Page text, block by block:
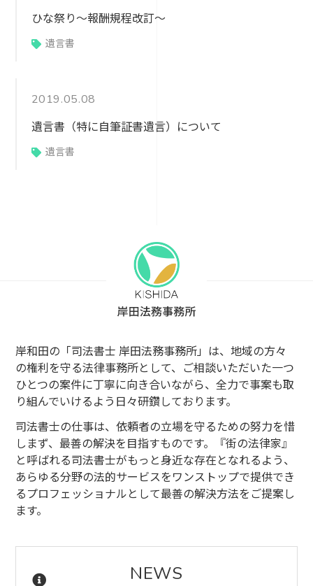
ひな祭り～報酬規程改訂～
遺言書
2019.05.08
遺言書（特に自筆証書遺言）について
遺言書
岸和田の「司法書士 岸田法務事務所」は、地域の方々
の権利を守る法律事務所として、 ご相談いただいた一つ
ひとつの案件に丁寧に向き合いながら、全力で事案も取
り組んでいけるよう日々研鑽しております。
司法書士の仕事は、依頼者の立場を守るための努力を惜
しまず、最善の解決を目指すものです。
『街の法律家』
と呼ばれる司法書士がもっと身近な存在となれるよう、
あらゆる分野の法的サービスをワンストップで提供でき
るプロフェッショナルとして最善の解決方法をご提案し
ます。
NEWS